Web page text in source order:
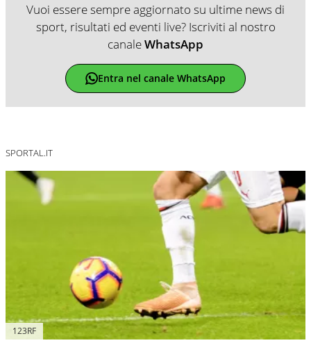
Vuoi essere sempre aggiornato su ultime news di
sport, risultati ed eventi live? Iscriviti al nostro
canaleWhatsApp
Entra nel canale WhatsApp
SPORTAL.IT
123RF